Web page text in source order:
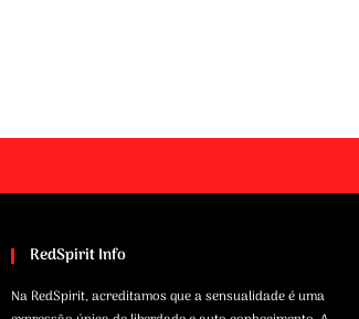
RedSpirit Info
Na RedSpirit, acreditamos que a sensualidade é uma